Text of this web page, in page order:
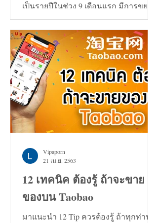
เป็นรายปีในช่วง 9 เดือนแรก มีการขยาย
ตัวเพิ่มขึ้น 0.7%
12 เทคนิค ต้องรู้ ถ้าจะขาย
ของบน Taobao
มาแนะนำ 12 Tip ควรต้องรู้ ถ้าทุกท่าน
Vipaporn
21 เม.ย. 2563